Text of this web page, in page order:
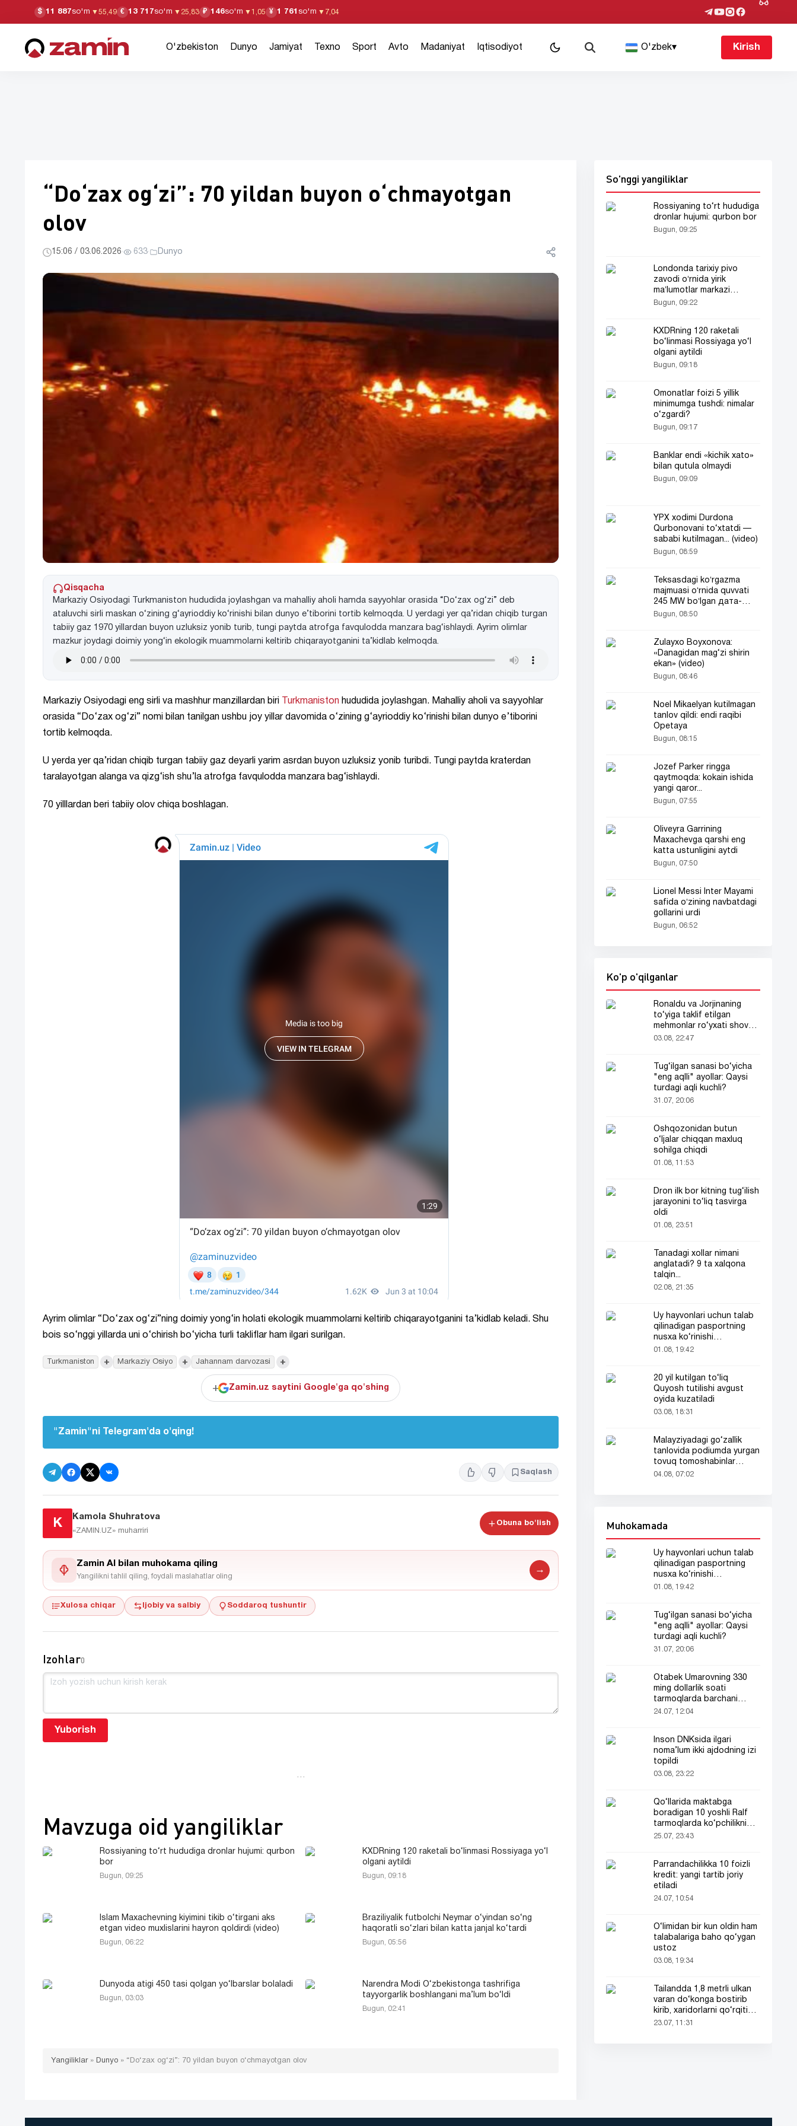
$ 11 887so'm ▼55,49 € 13 717so'm ▼ 25,83 ₽ 146so'm ▼1,05 ¥ 1 761 so'm ▼ 7,04
O'zbekiston Dunyo Jamiyat Texno Sport Avto Madaniyat Iqtisodiyot O'zbek▾ Kirish
“Do‘zax og‘zi”: 70 yildan buyon o‘chmayotgan
olov
15:06 / 03.06.2026· 633· Dunyo
Qisqacha
Markaziy Osiyodagi Turkmaniston hududida joylashgan va mahalliy aholi hamda sayyohlar orasida “Do‘zax og‘zi” deb
ataluvchi sirli maskan o‘zining g‘ayrioddiy ko‘rinishi bilan dunyo e’tiborini tortib kelmoqda. U yerdagi yer qa’ridan chiqib turgan
tabiiy gaz 1970 yillardan buyon uzluksiz yonib turib, tungi paytda atrofga favqulodda manzara bag‘ishlaydi. Ayrim olimlar
mazkur joydagi doimiy yong‘in ekologik muammolarni keltirib chiqarayotganini ta’kidlab kelmoqda.
Markaziy Osiyodagi eng sirli va mashhur manzillardan biri Turkmaniston hududida joylashgan. Mahalliy aholi va sayyohlar
orasida “Do‘zax og‘zi” nomi bilan tanilgan ushbu joy yillar davomida o‘zining g‘ayrioddiy ko‘rinishi bilan dunyo e’tiborini
tortib kelmoqda.
U yerda yer qa’ridan chiqib turgan tabiiy gaz deyarli yarim asrdan buyon uzluksiz yonib turibdi. Tungi paytda kraterdan
taralayotgan alanga va qizg‘ish shu’la atrofga favqulodda manzara bag‘ishlaydi.
70 yilllardan beri tabiiy olov chiqa boshlagan.
Ayrim olimlar “Do‘zax og‘zi”ning doimiy yong‘in holati ekologik muammolarni keltirib chiqarayotganini ta’kidlab keladi. Shu
bois so‘nggi yillarda uni o‘chirish bo‘yicha turli takliflar ham ilgari surilgan.
Turkmaniston + Markaziy Osiyo + Jahannam darvozasi +
+ Zamin.uz saytini Google'ga qo'shing
"Zamin"ni Telegram'da o'qing!
Saqlash
K
Kamola Shuhratova
«ZAMIN.UZ» muharriri
Obuna bo'lish
Zamin AI bilan muhokama qiling
Yangilikni tahlil qiling, foydali maslahatlar oling
→
Xulosa chiqar Ijobiy va salbiy Soddaroq tushuntir
Izohlar0
Yuborish
…
Mavzuga oid yangiliklar
Rossiyaning to‘rt hududiga dronlar hujumi: qurbon
bor
Bugun, 09:25
KXDRning 120 raketali bo‘linmasi Rossiyaga yo‘l
olgani aytildi
Bugun, 09:18
Islam Maxachevning kiyimini tikib o‘tirgani aks
etgan video muxlislarini hayron qoldirdi (video)
Bugun, 06:22
Braziliyalik futbolchi Neymar o‘yindan so‘ng
haqoratli so‘zlari bilan katta janjal ko‘tardi
Bugun, 05:56
Dunyoda atigi 450 tasi qolgan yo‘lbarslar bolaladi
Bugun, 03:03
Narendra Modi O‘zbekistonga tashrifiga
tayyorgarlik boshlangani ma’lum bo‘ldi
Bugun, 02:41
Yangiliklar» Dunyo » “Do‘zax og‘zi”: 70 yildan buyon o‘chmayotgan olov
So'nggi yangiliklar
Rossiyaning to‘rt hududiga
dronlar hujumi: qurbon bor
Bugun, 09:25
Londonda tarixiy pivo
zavodi oʻrnida yirik
maʼlumotlar markazi
quriladi
Bugun, 09:22
KXDRning 120 raketali
bo‘linmasi Rossiyaga yo‘l
olgani aytildi
Bugun, 09:18
Omonatlar foizi 5 yillik
minimumga tushdi: nimalar
o‘zgardi?
Bugun, 09:17
Banklar endi «kichik xato»
bilan qutula olmaydi
Bugun, 09:09
YPX xodimi Durdona
Qurbonovani to‘xtatdi —
sababi kutilmagan... (video)
Bugun, 08:59
Teksasdagi koʻrgazma
majmuasi oʻrnida quvvati
245 MW boʻlgan дата-
центр quriladi
Bugun, 08:50
Zulayxo Boyxonova:
«Danagidan mag‘zi shirin
ekan» (video)
Bugun, 08:46
Noel Mikaelyan kutilmagan
tanlov qildi: endi raqibi
Opetaya
Bugun, 08:15
Jozef Parker ringga
qaytmoqda: kokain ishida
yangi qaror...
Bugun, 07:55
Oliveyra Garrining
Maxachevga qarshi eng
katta ustunligini aytdi
Bugun, 07:50
Lionel Messi Inter Mayami
safida oʻzining navbatdagi
gollarini urdi
Bugun, 06:52
Ko'p o'qilganlar
Ronaldu va Jorjinaning
to‘yiga taklif etilgan
mehmonlar ro‘yxati shov-
shuvda
03.08, 22:47
Tug‘ilgan sanasi bo‘yicha
"eng aqlli" ayollar: Qaysi
turdagi aqli kuchli?
31.07, 20:06
Oshqozonidan butun
o‘ljalar chiqqan maxluq
sohilga chiqdi
01.08, 11:53
Dron ilk bor kitning tug‘ilish
jarayonini to‘liq tasvirga
oldi
01.08, 23:51
Tanadagi xollar nimani
anglatadi? 9 ta xalqona
talqin...
02.08, 21:35
Uy hayvonlari uchun talab
qilinadigan pasportning
nusxa ko‘rinishi
tarmoqlarda tarqaldi
01.08, 19:42
20 yil kutilgan to‘liq
Quyosh tutilishi avgust
oyida kuzatiladi
03.08, 18:31
Malayziyadagi go‘zallik
tanlovida podiumda yurgan
tovuq tomoshabinlar
e’tiborini tortdi
04.08, 07:02
Muhokamada
Uy hayvonlari uchun talab
qilinadigan pasportning
nusxa ko‘rinishi
tarmoqlarda tarqaldi
01.08, 19:42
Tug‘ilgan sanasi bo‘yicha
"eng aqlli" ayollar: Qaysi
turdagi aqli kuchli?
31.07, 20:06
Otabek Umarovning 330
ming dollarlik soati
tarmoqlarda barchani
e’tiborini tortdi!
24.07, 12:04
Inson DNKsida ilgari
noma’lum ikki ajdodning izi
topildi
03.08, 23:22
Qo‘llarida maktabga
boradigan 10 yoshli Ralf
tarmoqlarda ko‘pchilikni
ta’sirlantirdi
25.07, 23:43
Parrandachilikka 10 foizli
kredit: yangi tartib joriy
etiladi
24.07, 10:54
O‘limidan bir kun oldin ham
talabalariga baho qo‘ygan
ustoz
03.08, 19:34
Tailandda 1,8 metrli ulkan
varan do‘konga bostirib
kirib, xaridorlarni qo‘rqitib
yubordi!
23.07, 11:31